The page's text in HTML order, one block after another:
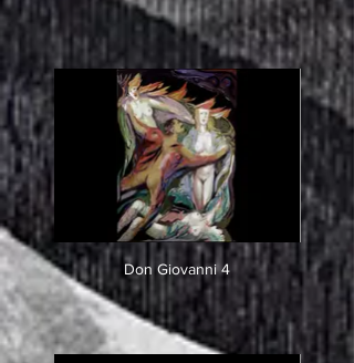
Don Giovanni 4